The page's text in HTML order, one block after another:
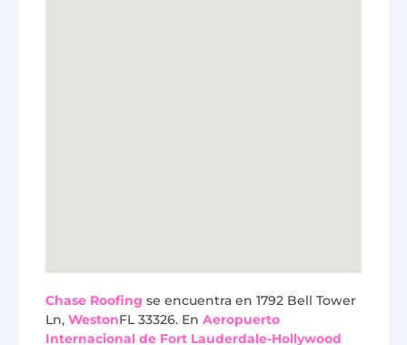
Chase Roofing se encuentra en 1792 Bell Tower
Ln, WestonFL 33326. En Aeropuerto
Internacional de Fort Lauderdale-Hollywood